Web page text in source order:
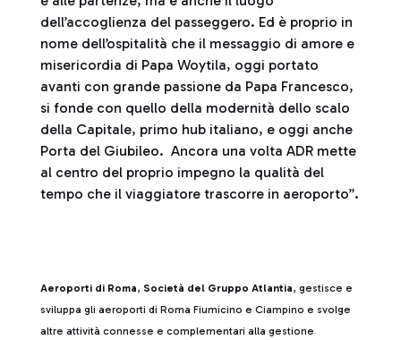
dell’accoglienza del passeggero. Ed è proprio in
nome dell’ospitalità che il messaggio di amore e
misericordia di Papa Woytila, oggi portato
avanti con grande passione da Papa Francesco,
si fonde con quello della modernità dello scalo
della Capitale, primo hub italiano, e oggi anche
Porta del Giubileo. Ancora una volta ADR mette
al centro del proprio impegno la qualità del
tempo che il viaggiatore trascorre in aeroporto”.
Aeroporti di Roma, Società del Gruppo Atlantia, gestisce e
sviluppa gli aeroporti di Roma Fiumicino e Ciampino e svolge
altre attività connesse e complementari alla gestione